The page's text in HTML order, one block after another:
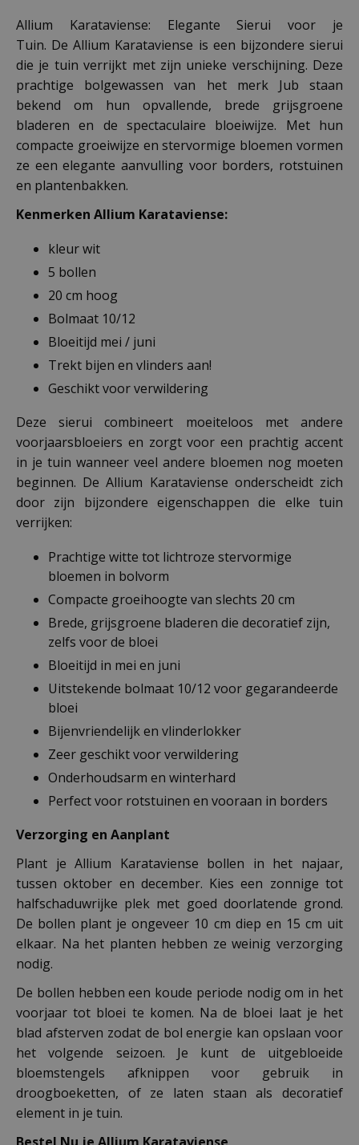
Allium Karataviense: Elegante Sierui voor je
Tuin. De Allium Karataviense is een bijzondere sierui
die je tuin verrijkt met zijn unieke verschijning. Deze
prachtige bolgewassen van het merk Jub staan
bekend om hun opvallende, brede grijsgroene
bladeren en de spectaculaire bloeiwijze. Met hun
compacte groeiwijze en stervormige bloemen vormen
ze een elegante aanvulling voor borders, rotstuinen
en plantenbakken.
Kenmerken Allium Karataviense:
kleur wit
5 bollen
20 cm hoog
Bolmaat 10/12
Bloeitijd mei / juni
Trekt bijen en vlinders aan!
Geschikt voor verwildering
Deze sierui combineert moeiteloos met andere
voorjaarsbloeiers en zorgt voor een prachtig accent
in je tuin wanneer veel andere bloemen nog moeten
beginnen. De Allium Karataviense onderscheidt zich
door zijn bijzondere eigenschappen die elke tuin
verrijken:
Prachtige witte tot lichtroze stervormige
bloemen in bolvorm
Compacte groeihoogte van slechts 20 cm
Brede, grijsgroene bladeren die decoratief zijn,
zelfs voor de bloei
Bloeitijd in mei en juni
Uitstekende bolmaat 10/12 voor gegarandeerde
bloei
Bijenvriendelijk en vlinderlokker
Zeer geschikt voor verwildering
Onderhoudsarm en winterhard
Perfect voor rotstuinen en vooraan in borders
Verzorging en Aanplant
Plant je Allium Karataviense bollen in het najaar,
tussen oktober en december. Kies een zonnige tot
halfschaduwrijke plek met goed doorlatende grond.
De bollen plant je ongeveer 10 cm diep en 15 cm uit
elkaar. Na het planten hebben ze weinig verzorging
nodig.
De bollen hebben een koude periode nodig om in het
voorjaar tot bloei te komen. Na de bloei laat je het
blad afsterven zodat de bol energie kan opslaan voor
het volgende seizoen. Je kunt de uitgebloeide
bloemstengels afknippen voor gebruik in
droogboeketten, of ze laten staan als decoratief
element in je tuin.